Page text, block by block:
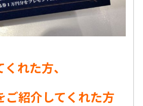
れた方、
ご紹介してくれた方